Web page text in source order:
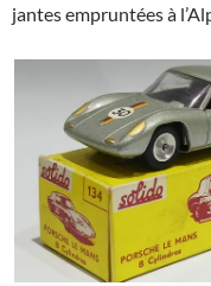
jantes empruntées à